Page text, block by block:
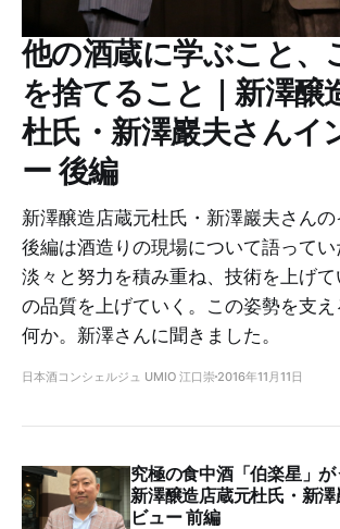
他の酒蔵に学ぶこと、
を捨てること｜新澤醸
杜氏・新澤巖夫さんイ
ー 後編
新澤醸造店蔵元杜氏・新澤巖夫さんの
後編は酒造りの現場について語ってい
淡々と努力を積み重ね、技術を上げ
の品質を上げていく。この姿勢を支
何か。新澤さんに聞きました。
日本酒コンシェルジュ UMIO 江口崇 2016年11月11日
究極の食中酒「伯楽星」が
新澤醸造店蔵元杜氏・新
ビュー 前編